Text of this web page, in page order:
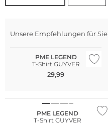
Unsere Empfehlungen für Sie
Große Größen
PME LEGEND
T-Shirt GUYVER
29,99
PME LEGEND
T-Shirt GUYVER